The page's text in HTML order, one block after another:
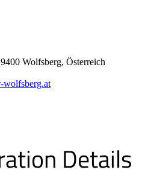
Wolfsberg, Österreich
wolfsberg.at
Details